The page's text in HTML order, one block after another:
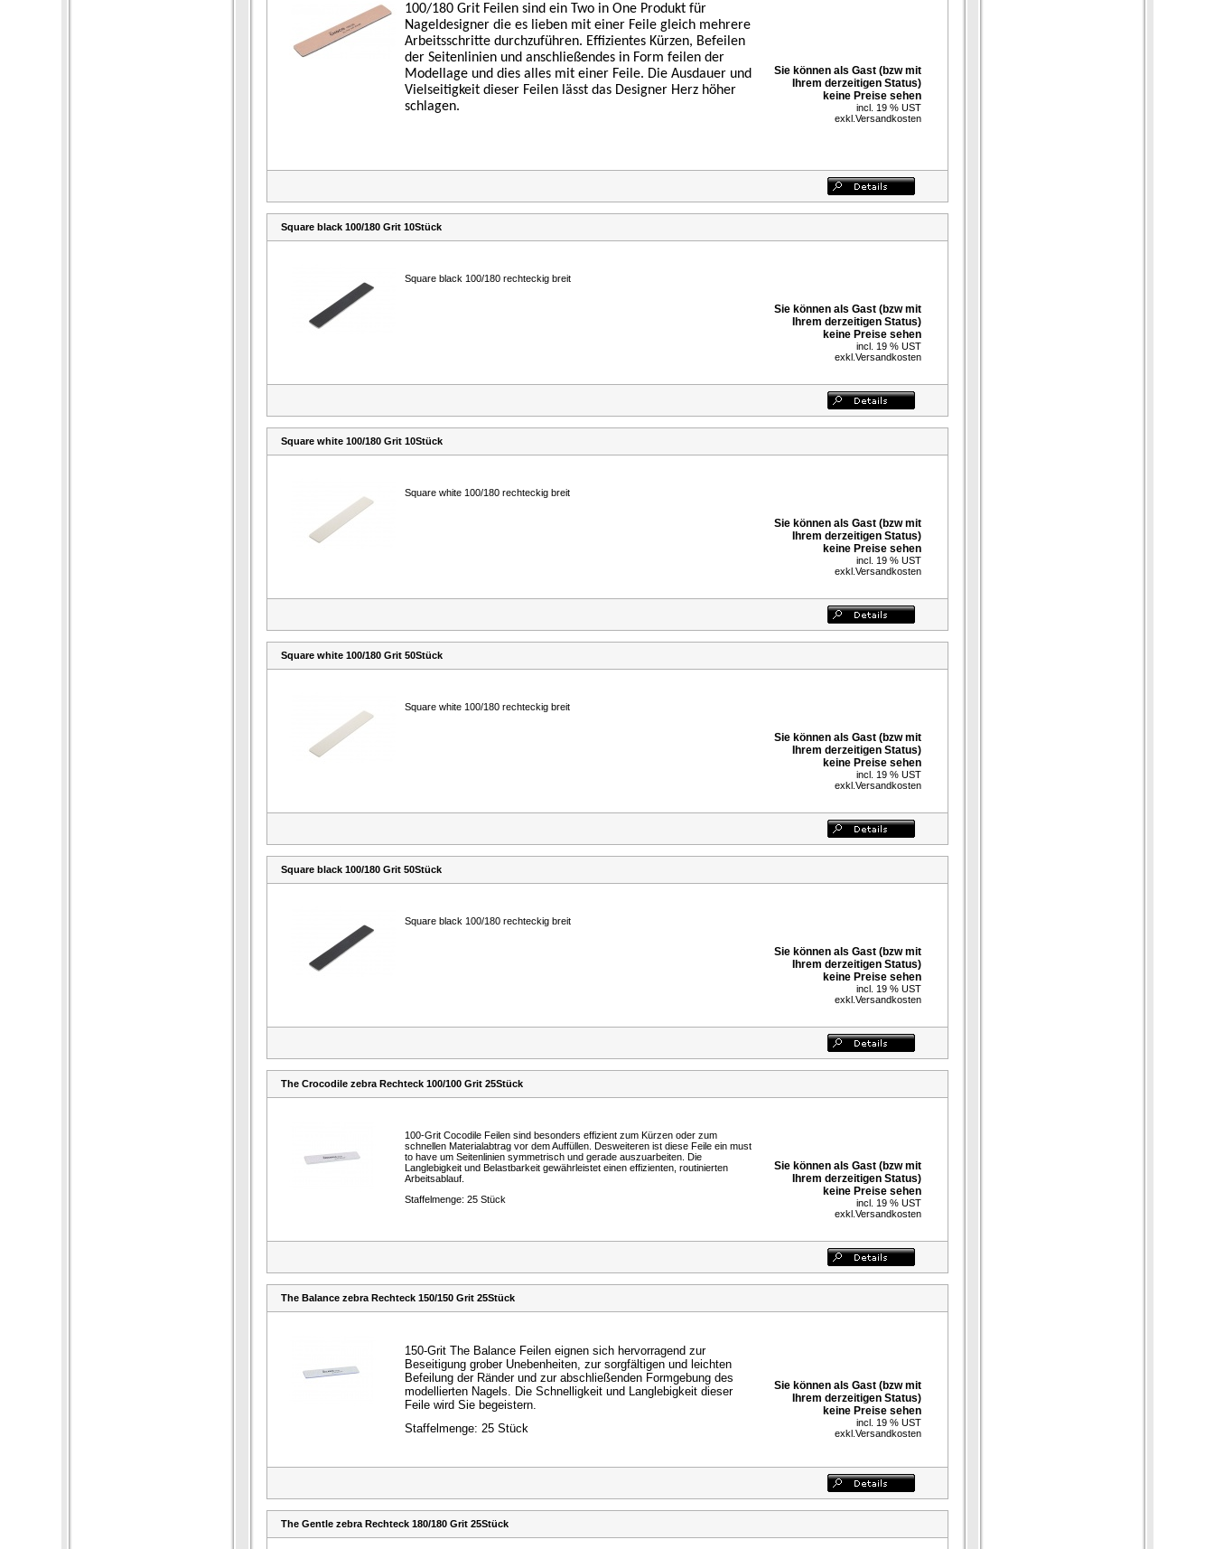
100/180 Grit Feilen sind ein Two in One Produkt für
Nageldesigner die es lieben mit einer Feile gleich mehrere
Arbeitsschritte durchzuführen. Effizientes Kürzen, Befeilen
der Seitenlinien und anschließendes in Form feilen der
Modellage und dies alles mit einer Feile. Die Ausdauer und
Vielseitigkeit dieser Feilen lässt das Designer Herz höher
schlagen.
Sie können als Gast (bzw mit
Ihrem derzeitigen Status)
keine Preise sehen
incl. 19 % UST
exkl. Versandkosten
Square black 100/180 Grit 10Stück
Square black 100/180 rechteckig breit
Sie können als Gast (bzw mit
Ihrem derzeitigen Status)
keine Preise sehen
incl. 19 % UST
exkl. Versandkosten
Square white 100/180 Grit 10Stück
Square white 100/180 rechteckig breit
Sie können als Gast (bzw mit
Ihrem derzeitigen Status)
keine Preise sehen
incl. 19 % UST
exkl. Versandkosten
Square white 100/180 Grit 50Stück
Square white 100/180 rechteckig breit
Sie können als Gast (bzw mit
Ihrem derzeitigen Status)
keine Preise sehen
incl. 19 % UST
exkl. Versandkosten
Square black 100/180 Grit 50Stück
Square black 100/180 rechteckig breit
Sie können als Gast (bzw mit
Ihrem derzeitigen Status)
keine Preise sehen
incl. 19 % UST
exkl. Versandkosten
The Crocodile zebra Rechteck 100/100 Grit 25Stück
100-Grit Cocodile Feilen sind besonders effizient zum Kürzen oder zum
schnellen Materialabtrag vor dem Auffüllen. Desweiteren ist diese Feile ein must
to have um Seitenlinien symmetrisch und gerade auszuarbeiten. Die
Langlebigkeit und Belastbarkeit gewährleistet einen effizienten, routinierten
Arbeitsablauf.
Staffelmenge: 25 Stück
Sie können als Gast (bzw mit
Ihrem derzeitigen Status)
keine Preise sehen
incl. 19 % UST
exkl. Versandkosten
The Balance zebra Rechteck 150/150 Grit 25Stück
150-Grit The Balance Feilen eignen sich hervorragend zur
Beseitigung grober Unebenheiten, zur sorgfältigen und leichten
Befeilung der Ränder und zur abschließenden Formgebung des
modellierten Nagels. Die Schnelligkeit und Langlebigkeit dieser
Feile wird Sie begeistern.
Staffelmenge: 25 Stück
Sie können als Gast (bzw mit
Ihrem derzeitigen Status)
keine Preise sehen
incl. 19 % UST
exkl. Versandkosten
The Gentle zebra Rechteck 180/180 Grit 25Stück